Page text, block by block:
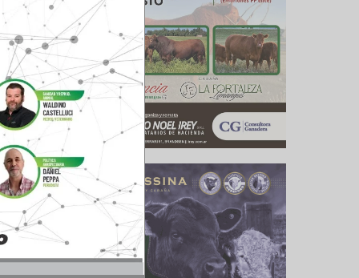
de
y
con el
se
poseen
L.)
el
y el
al
INTA y
cebada